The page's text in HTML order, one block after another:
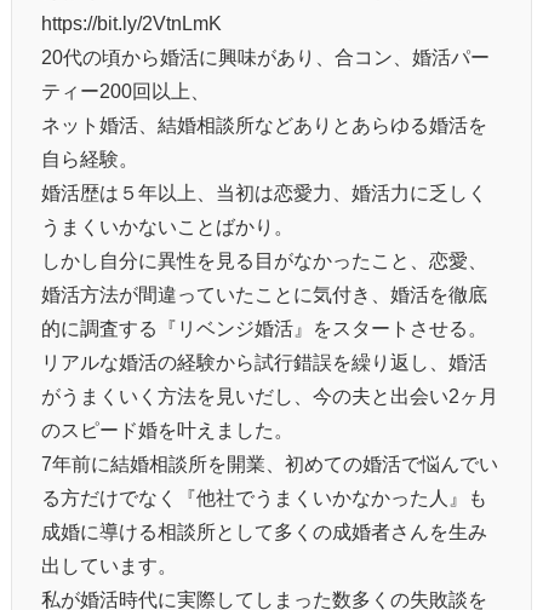
https://bit.ly/2VtnLmK
20代の頃から婚活に興味があり、合コン、婚活パー
ティー200回以上、
ネット婚活、結婚相談所などありとあらゆる婚活を
自ら経験。
婚活歴は５年以上、当初は恋愛力、婚活力に乏しく
うまくいかないことばかり。
しかし自分に異性を見る目がなかったこと、恋愛、
婚活方法が間違っていたことに気付き、婚活を徹底
的に調査する『リベンジ婚活』をスタートさせる。
リアルな婚活の経験から試行錯誤を繰り返し、婚活
がうまくいく方法を見いだし、今の夫と出会い2ヶ月
のスピード婚を叶えました。
7年前に結婚相談所を開業、初めての婚活で悩んでい
る方だけでなく『他社でうまくいかなかった人』も
成婚に導ける相談所として多くの成婚者さんを生み
出しています。
私が婚活時代に実際してしまった数多くの失敗談を